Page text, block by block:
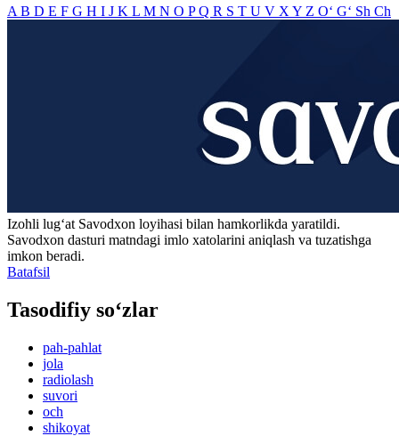
A B D E F G H I J K L M N O PQ R S T U V X Y Z O‘ G‘ Sh Ch
Izohli lugʻat Savodxon loyihasi bilan hamkorlikda yaratildi.
Savodxon dasturi matndagi imlo xatolarini aniqlash va tuzatishga
imkon beradi.
Batafsil
Tasodifiy so‘zlar
pah-pahlat
jola
radiolash
suvori
och
shikoyat